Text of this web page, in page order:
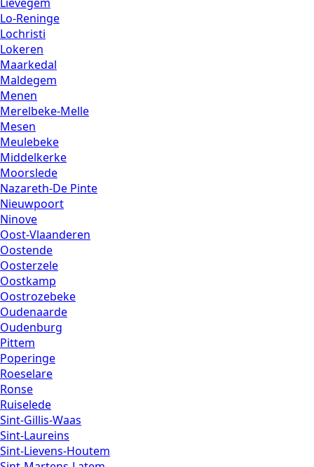
Lo-Reninge
Lochristi
Lokeren
Maarkedal
Maldegem
Menen
Merelbeke-Melle
Mesen
Meulebeke
Middelkerke
Moorslede
Nazareth-De Pinte
Nieuwpoort
Ninove
Oost-Vlaanderen
Oostende
Oosterzele
Oostkamp
Oostrozebeke
Oudenaarde
Oudenburg
Pittem
Poperinge
Roeselare
Ronse
Ruiselede
Sint-Gillis-Waas
Sint-Laureins
Sint-Lievens-Houtem